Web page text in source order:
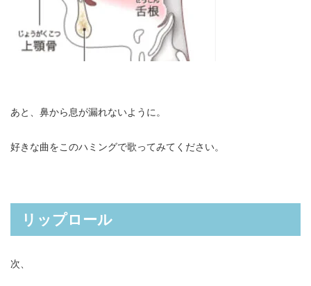
あと、鼻から息が漏れないように。
好きな曲をこのハミングで歌ってみてください。
リップロール
次、